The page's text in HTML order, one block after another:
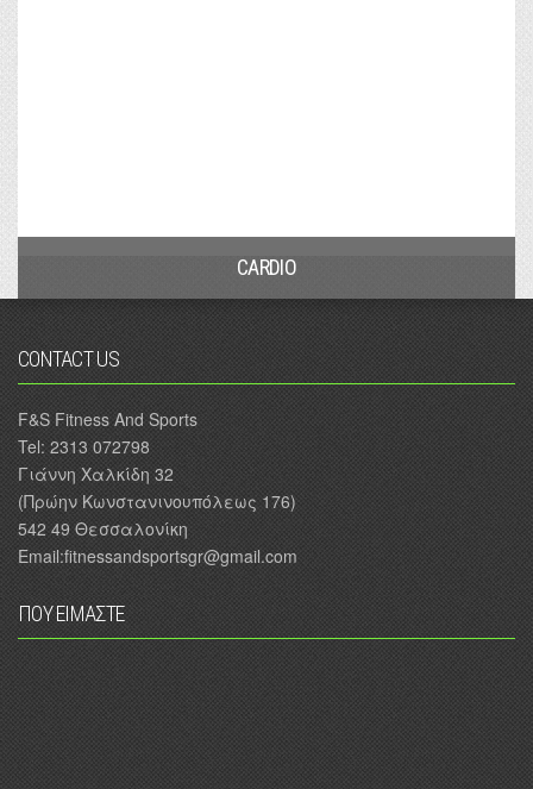
CARDIO
CONTACT US
F&S Fitness And Sports
Tel: 2313 072798
Γιάννη Χαλκίδη 32
(Πρώην Κωνστανινουπόλεως 176)
542 49 Θεσσαλονίκη
Email:fitnessandsportsgr@gmail.com
ΠΟΥ ΕΙΜΑΣΤΕ